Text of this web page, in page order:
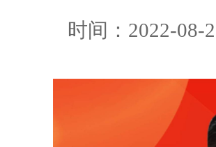
时间：2022-08-